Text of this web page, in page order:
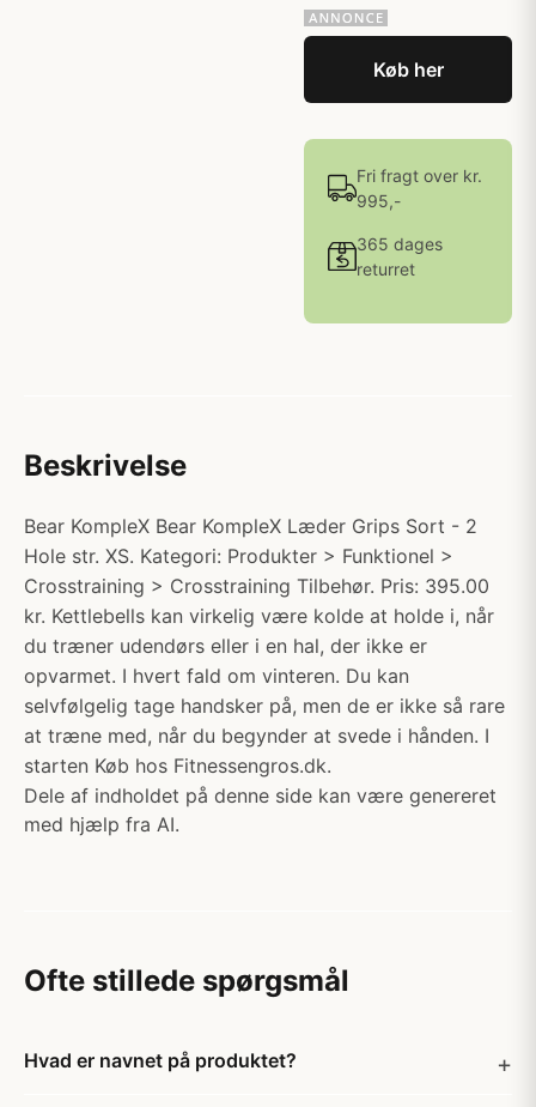
Køb her
Fri fragt over kr.
995,-
365 dages
returret
Beskrivelse
Bear KompleX Bear KompleX Læder Grips Sort - 2
Hole str. XS. Kategori: Produkter > Funktionel >
Crosstraining > Crosstraining Tilbehør. Pris: 395.00
kr. Kettlebells kan virkelig være kolde at holde i, når
du træner udendørs eller i en hal, der ikke er
opvarmet. I hvert fald om vinteren. Du kan
selvfølgelig tage handsker på, men de er ikke så rare
at træne med, når du begynder at svede i hånden. I
starten Køb hos Fitnessengros.dk.
Dele af indholdet på denne side kan være genereret
med hjælp fra AI.
Ofte stillede spørgsmål
Hvad er navnet på produktet?